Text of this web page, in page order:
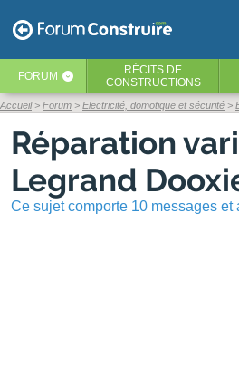
FORUM ‹ RÉCITS DE
CONSTRUCTIONS
Accueil Forum Electricité, domotique et sécurité
Réparation
Legrand
Ce sujet comporte 10 messages et